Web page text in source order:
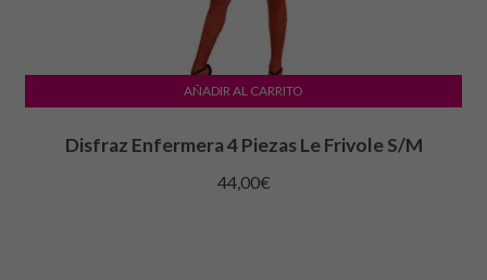
Disfraz Enfermera 4 Piezas Le Frivole S/M
44,00€
AÑADIR AL CARRITO